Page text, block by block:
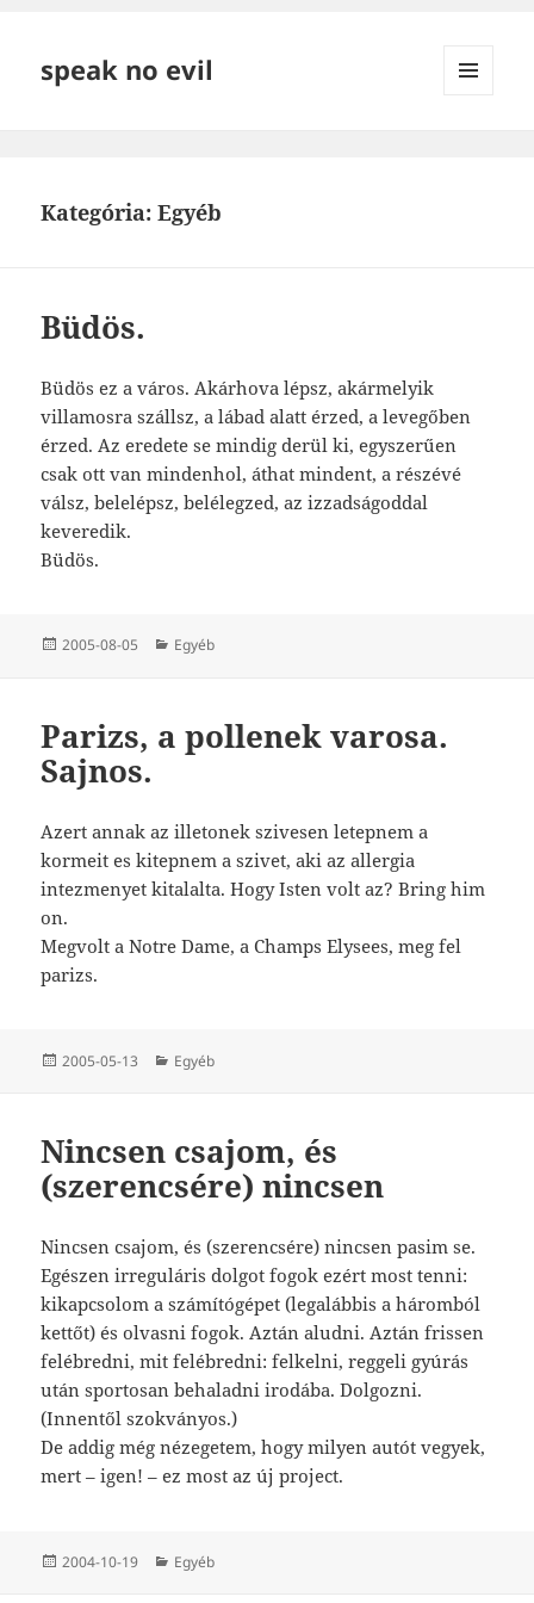
speak no evil
Kategória:Egyéb
Büdös.
Büdös ez a város. Akárhova lépsz, akármelyik
villamosra szállsz, a lábad alatt érzed, a levegőben
érzed. Az eredete se mindig derül ki, egyszerűen
csak ott van mindenhol, áthat mindent, a részévé
válsz, belelépsz, belélegzed, az izzadságoddal
keveredik.
Büdös.
Közzétéve
2005-08-05 Kategória
Egyéb
Parizs, a pollenek varosa.
Sajnos.
Azert annak az illetonek szivesen letepnem a
kormeit es kitepnem a szivet, aki az allergia
intezmenyet kitalalta. Hogy Isten volt az? Bring him
on.
Megvolt a Notre Dame, a Champs Elysees, meg fel
parizs.
Közzétéve
2005-05-13 Kategória
Egyéb
Nincsen csajom, és
(szerencsére) nincsen
Nincsen csajom, és (szerencsére) nincsen pasim se.
Egészen irreguláris dolgot fogok ezért most tenni:
kikapcsolom a számítógépet (legalábbis a háromból
kettőt) és olvasni fogok. Aztán aludni. Aztán frissen
felébredni, mit felébredni: felkelni, reggeli gyúrás
után sportosan behaladni irodába. Dolgozni.
(Innentől szokványos.)
De addig még nézegetem, hogy milyen autót vegyek,
mert – igen! – ez most az új project.
Közzétéve
2004-10-19 Kategória
Egyéb